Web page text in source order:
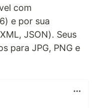
com
e por sua
JSON). Seus
para JPG, PNG e